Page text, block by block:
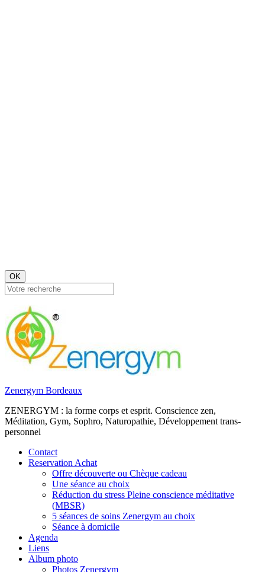
OK
Zenergym Bordeaux
ZENERGYM : la forme corps et esprit. Conscience zen,
Méditation, Gym, Sophro, Naturopathie, Développement trans-
personnel
Contact
Reservation Achat
Offre découverte ou Chèque cadeau
Une séance au choix
Réduction du stress Pleine conscience méditative
(MBSR)
5 séances de soins Zenergym au choix
Séance à domicile
Agenda
Liens
Album photo
Photos Zenergym